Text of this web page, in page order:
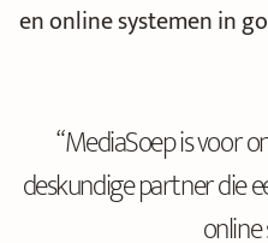
en online systemen in
“MediaSoep is voor
deskundige partner die
online